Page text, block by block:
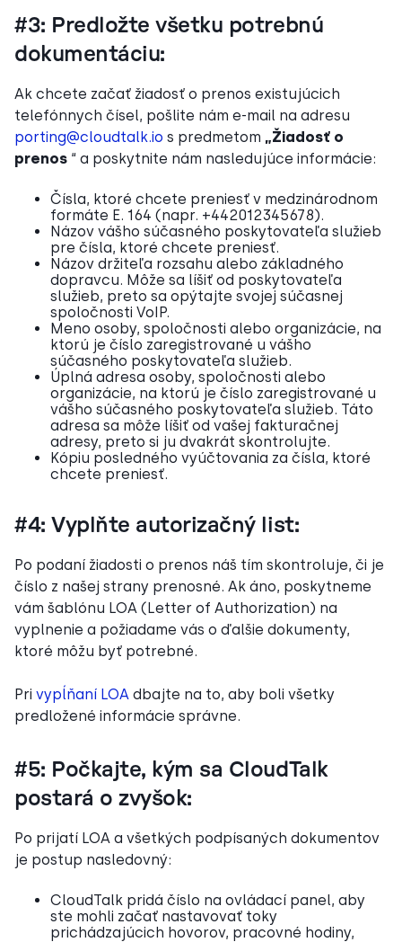
#3: Predložte všetku potrebnú
dokumentáciu:
Ak chcete začať žiadosť o prenos existujúcich
telefónnych čísel, pošlite nám e-mail na adresu
porting@cloudtalk.io s predmetom „Žiadosť o
prenos “ a poskytnite nám nasledujúce informácie:
Čísla, ktoré chcete preniesť v medzinárodnom
formáte E. 164 (napr. +442012345678).
Názov vášho súčasného poskytovateľa služieb
pre čísla, ktoré chcete preniesť.
Názov držiteľa rozsahu alebo základného
dopravcu. Môže sa líšiť od poskytovateľa
služieb, preto sa opýtajte svojej súčasnej
spoločnosti VoIP.
Meno osoby, spoločnosti alebo organizácie, na
ktorú je číslo zaregistrované u vášho
súčasného poskytovateľa služieb.
Úplná adresa osoby, spoločnosti alebo
organizácie, na ktorú je číslo zaregistrované u
vášho súčasného poskytovateľa služieb. Táto
adresa sa môže líšiť od vašej fakturačnej
adresy, preto si ju dvakrát skontrolujte.
Kópiu posledného vyúčtovania za čísla, ktoré
chcete preniesť.
#4: Vyplňte autorizačný list:
Po podaní žiadosti o prenos náš tím skontroluje, či je
číslo z našej strany prenosné. Ak áno, poskytneme
vám šablónu LOA (Letter of Authorization) na
vyplnenie a požiadame vás o ďalšie dokumenty,
ktoré môžu byť potrebné.
Pri vypĺňaní LOA dbajte na to, aby boli všetky
predložené informácie správne.
#5: Počkajte, kým sa CloudTalk
postará o zvyšok:
Po prijatí LOA a všetkých podpísaných dokumentov
je postup nasledovný:
CloudTalk pridá číslo na ovládací panel, aby
ste mohli začať nastavovať toky
prichádzajúcich hovorov, pracovné hodiny,